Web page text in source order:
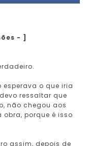
- ]
esperava o que iria
ressaltar que
não chegou aos
porque é isso
assim, depois de